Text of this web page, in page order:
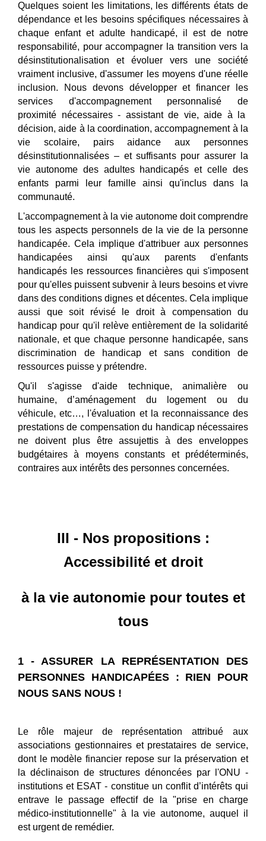
Quelques soient les limitations, les différents états de
dépendance et les besoins spécifiques nécessaires à
chaque enfant et adulte handicapé, il est de notre
responsabilité, pour accompagner la transition vers la
désinstitutionalisation et évoluer vers une société
vraiment inclusive, d'assumer les moyens d'une réelle
inclusion. Nous devons développer et financer les
services d'accompagnement personnalisé de
proximité nécessaires - assistant de vie, aide à
la
décision, aide à la coordination, accompagnement à la
vie scolaire, pairs aidance aux personnes
désinstitutionnalisées – et suffisants pour assurer la
vie autonome des adultes handicapés et celle des
enfants parmi leur famille ainsi qu'inclus dans la
communauté.
L'accompagnement à la vie autonome doit comprendre
tous les aspects personnels de la vie de la personne
handicapée. Cela implique d'attribuer aux personnes
handicapées ainsi qu'aux parents d'enfants
handicapés les ressources financières qui s'imposent
pour qu'elles puissent subvenir à leurs besoins et vivre
dans des conditions dignes et décentes. Cela implique
aussi que soit révisé le droit à compensation du
handicap pour qu'il relève entièrement de la solidarité
nationale, et que chaque personne handicapée, sans
discrimination de handicap et sans condition de
ressources puisse y prétendre.
Qu'il s'agisse d'aide technique, animalière ou
humaine, d’aménagement du logement ou du
véhicule, etc…, l'évaluation et la reconnaissance des
prestations de compensation du handicap nécessaires
ne doivent plus être assujettis à des enveloppes
budgétaires à moyens constants et prédéterminés,
contraires aux intérêts des personnes concernées.
III - Nos propositions :
Accessibilité et droit
à la vie autonomie pour toutes et
tous
1 - ASSURER LA REPRÉSENTATION DES
PERSONNES HANDICAPÉES : RIEN POUR
NOUS SANS NOUS !
Le rôle majeur de représentation attribué aux
associations gestionnaires et prestataires de service,
dont le modèle financier repose sur la préservation et
la déclinaison de structures dénoncées par l'ONU -
institutions et ESAT - constitue un conflit d’intérêts qui
entrave le passage effectif de la "prise en charge
médico-institutionnelle" à la vie autonome, auquel il
est urgent de remédier.